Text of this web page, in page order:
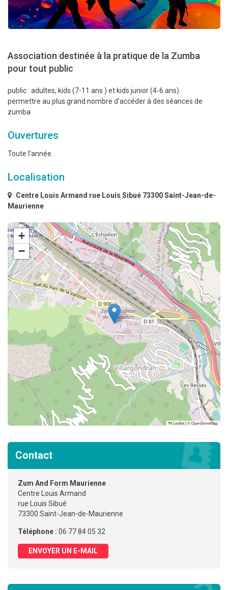
Association destinée à la pratique de la Zumba
pour tout public
public : adultes, kids (7-11 ans ) et kids junior (4-6 ans)
permettre au plus grand nombre d’accéder à des séances de
zumba
Ouvertures
Toute l’année.
Localisation
Centre Louis Armand rue Louis Sibué 73300 Saint-Jean-de-
Maurienne
+
−
Leaflet|©OpenStreetMap
Contact
Zum And Form Maurienne
Centre Louis Armand
rue Louis Sibué
73300 Saint-Jean-de-Maurienne
Téléphone : 06 77 84 05 32
ENVOYER UN E-MAIL